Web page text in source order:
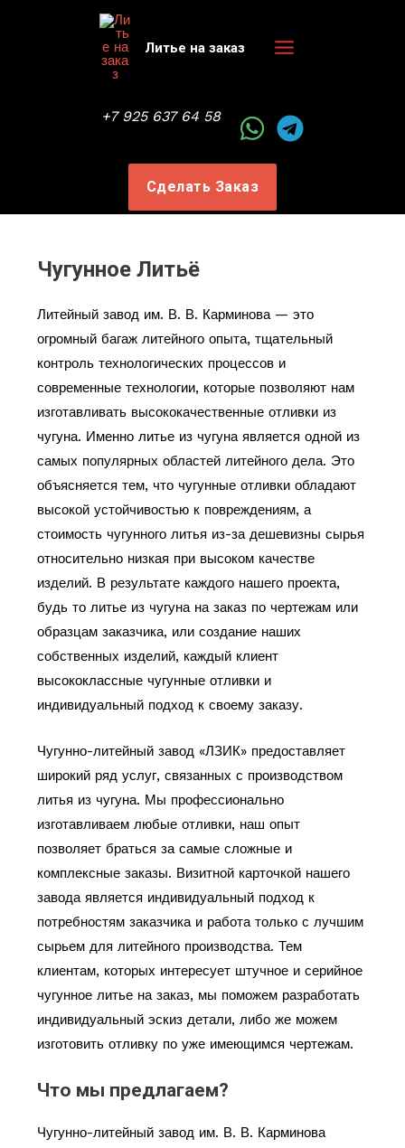
Литье на заказ
+7 925 637 64 58
Сделать Заказ
Чугунное Литьё
Литейный завод им. В. В. Карминова — это
огромный багаж литейного опыта, тщательный
контроль технологических процессов и
современные технологии, которые позволяют нам
изготавливать высококачественные отливки из
чугуна. Именно литье из чугуна является одной из
самых популярных областей литейного дела. Это
объясняется тем, что чугунные отливки обладают
высокой устойчивостью к повреждениям, а
стоимость чугунного литья из-за дешевизны сырья
относительно низкая при высоком качестве
изделий. В результате каждого нашего проекта,
будь то литье из чугуна на заказ по чертежам или
образцам заказчика, или создание наших
собственных изделий, каждый клиент
высококлассные чугунные отливки и
индивидуальный подход к своему заказу.
Чугунно-литейный завод «ЛЗИК» предоставляет
широкий ряд услуг, связанных с производством
литья из чугуна. Мы профессионально
изготавливаем любые отливки, наш опыт
позволяет браться за самые сложные и
комплексные заказы. Визитной карточкой нашего
завода является индивидуальный подход к
потребностям заказчика и работа только с лучшим
сырьем для литейного производства. Тем
клиентам, которых интересует штучное и серийное
чугунное литье на заказ, мы поможем разработать
индивидуальный эскиз детали, либо же можем
изготовить отливку по уже имеющимся чертежам.
Что мы предлагаем?
Чугунно-литейный завод им. В. В. Карминова